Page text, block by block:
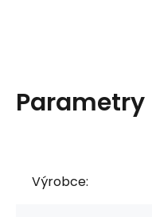
Parametry
Výrobce: